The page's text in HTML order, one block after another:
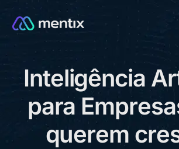
Inteligência Ar
para Empresa
querem cre
CONSULTORIA GRÁTIS